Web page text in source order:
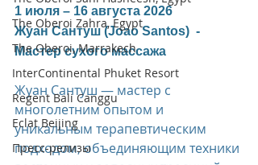
The Oberoi Zahra, Egypt
The Oberoi, Marrakech
InterContinental Phuket Resort
Regent Bali Canggu
Eclat Beijing
Пресс-релизы
1 июля – 16 августа 2026
Жуан Сантуш (Joao Santos)  -
Мастер сухого массажа
Жуан Сантуш — мастер с
многолетним опытом и
уникальным терапевтическим
подходом, объединяющим техники